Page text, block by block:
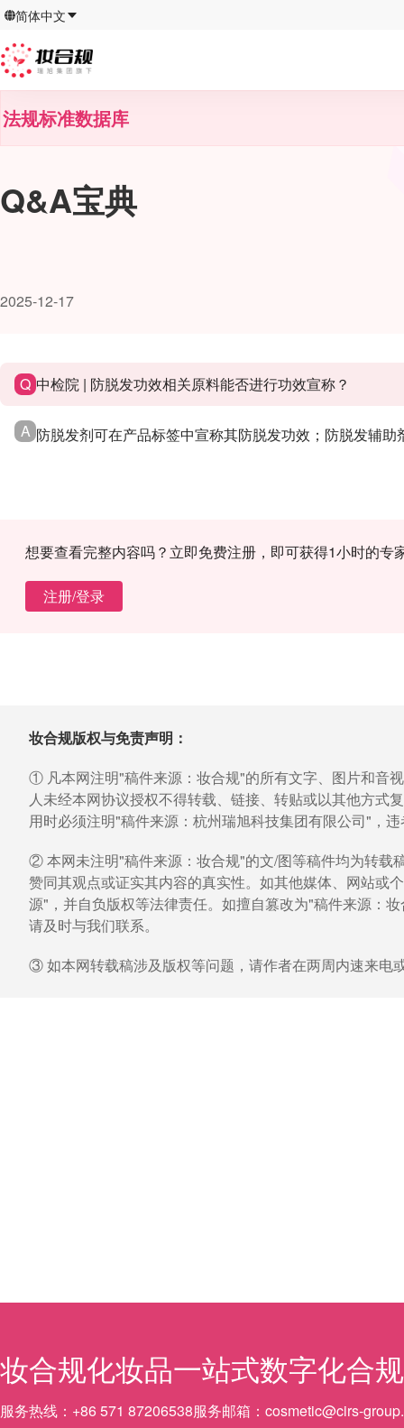
简体中文
法规标准数据库
Q&A宝典
2025-12-17
想要查看完整内容吗？立即免费注册，即可获得1小时的专
注册/登录
Q 中检院 | 防脱发功效相关原料能否进行功效宣称？
A 防脱发剂可在产品标签中宣称其防脱发功效；防脱发辅
妆合规版权与免责声明：
① 凡本网注明"稿件来源：妆合规"的所有文字、图片和音
人未经本网协议授权不得转载、链接、转贴或以其他方式
用时必须注明"稿件来源：杭州瑞旭科技集团有限公司"，
② 本网未注明"稿件来源：妆合规"的文/图等稿件均为转载
赞同其观点或证实其内容的真实性。如其他媒体、网站或
源"，并自负版权等法律责任。如擅自篡改为"稿件来源：
请及时与我们联系。
③ 如本网转载稿涉及版权等问题，请作者在两周内速来电
妆合规化妆品一站式数字化合
服务热线： +86 571 87206538服务邮箱： cosmetic@cirs-